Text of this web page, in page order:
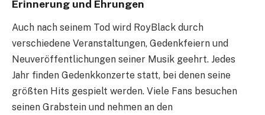
Erinnerung und Ehrungen
Auch nach seinem Tod wird RoyBlack durch
verschiedene Veranstaltungen, Gedenkfeiern und
Neuveröffentlichungen seiner Musik geehrt. Jedes
Jahr finden Gedenkkonzerte statt, bei denen seine
größten Hits gespielt werden. Viele Fans besuchen
seinen Grabstein und nehmen an den